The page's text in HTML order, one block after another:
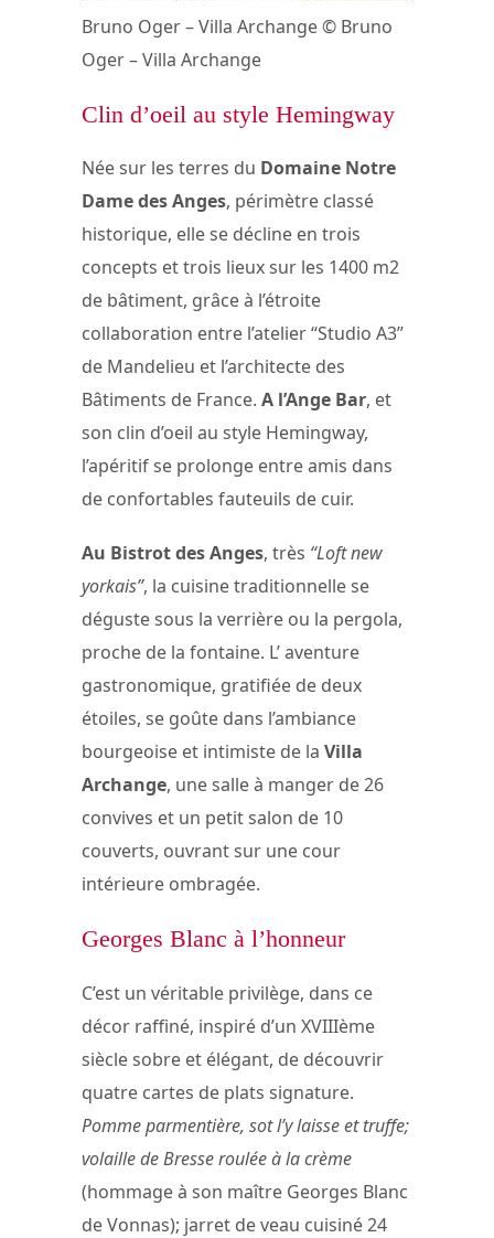
Bruno Oger – Villa Archange © Bruno
Oger – Villa Archange
Clin d’oeil au style Hemingway
Née sur les terres du Domaine Notre
Dame des Anges, périmètre classé
historique, elle se décline en trois
concepts et trois lieux sur les 1400 m2
de bâtiment, grâce à l’étroite
collaboration entre l’atelier “Studio A3”
de Mandelieu et l’architecte des
Bâtiments de France. A l’Ange Bar, et
son clin d’oeil au style Hemingway,
l’apéritif se prolonge entre amis dans
de confortables fauteuils de cuir.
Au Bistrot des Anges, très “Loft new
yorkais”, la cuisine traditionnelle se
déguste sous la verrière ou la pergola,
proche de la fontaine. L’ aventure
gastronomique, gratifiée de deux
étoiles, se goûte dans l’ambiance
bourgeoise et intimiste de la Villa
Archange, une salle à manger de 26
convives et un petit salon de 10
couverts, ouvrant sur une cour
intérieure ombragée.
Georges Blanc à l’honneur
C’est un véritable privilège, dans ce
décor raffiné, inspiré d’un XVIIIème
siècle sobre et élégant, de découvrir
quatre cartes de plats signature.
Pomme parmentière, sot l’y laisse et truffe;
volaille de Bresse roulée à la crème
(hommage à son maître Georges Blanc
de Vonnas); jarret de veau cuisiné 24